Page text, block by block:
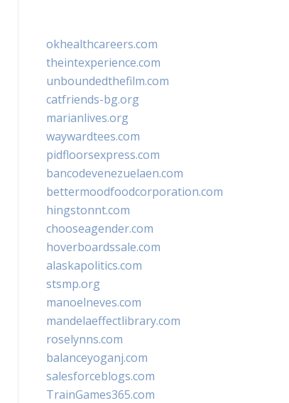
okhealthcareers.com
theintexperience.com
unboundedthefilm.com
catfriends-bg.org
marianlives.org
waywardtees.com
pidfloorsexpress.com
bancodevenezuelaen.com
bettermoodfoodcorporation.com
hingstonnt.com
chooseagender.com
hoverboardssale.com
alaskapolitics.com
stsmp.org
manoelneves.com
mandelaeffectlibrary.com
roselynns.com
balanceyoganj.com
salesforceblogs.com
TrainGames365.com